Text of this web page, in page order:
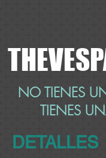
NO TIENES
TIENES
DETALLES